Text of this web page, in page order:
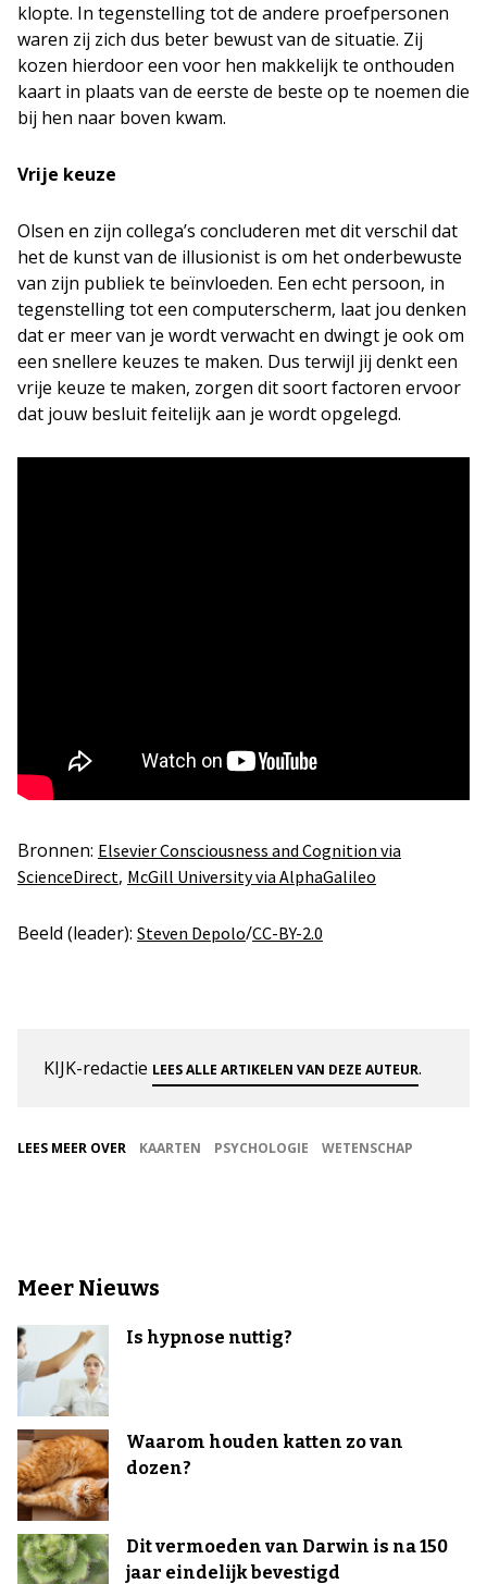
klopte. In tegenstelling tot de andere proefpersonen
waren zij zich dus beter bewust van de situatie. Zij
kozen hierdoor een voor hen makkelijk te onthouden
kaart in plaats van de eerste de beste op te noemen die
bij hen naar boven kwam.
Vrije keuze
Olsen en zijn collega’s concluderen met dit verschil dat
het de kunst van de illusionist is om het onderbewuste
van zijn publiek te beïnvloeden. Een echt persoon, in
tegenstelling tot een computerscherm, laat jou denken
dat er meer van je wordt verwacht en dwingt je ook om
een snellere keuzes te maken. Dus terwijl jij denkt een
vrije keuze te maken, zorgen dit soort factoren ervoor
dat jouw besluit feitelijk aan je wordt opgelegd.
Bronnen: Elsevier Consciousness and Cognition via
ScienceDirect, McGill University via AlphaGalileo
Beeld (leader): Steven Depolo/CC-BY-2.0
KIJK-redactie LEES ALLE ARTIKELEN VAN DEZE AUTEUR.
LEES MEER OVER KAARTEN PSYCHOLOGIE WETENSCHAP
Meer Nieuws
Is hypnose nuttig?
Waarom houden katten zo van
dozen?
Dit vermoeden van Darwin is na 150
jaar eindelijk bevestigd